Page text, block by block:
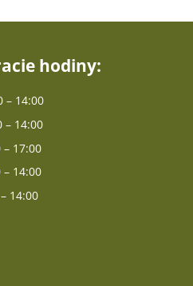
hodiny:
– 14:00
– 14:00
– 17:00
– 14:00
14:00